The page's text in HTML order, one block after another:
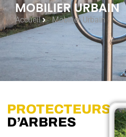
MOBILIER URBAIN
Accueil Mobilier Urbain
PROTECTEURS
D’ARBRES